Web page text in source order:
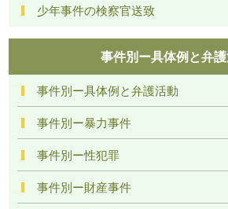
少年事件の検察官送致
事件別ー具体例と弁
事件別ー具体例と弁護活動
事件別ー暴力事件
事件別ー性犯罪
事件別ー財産事件